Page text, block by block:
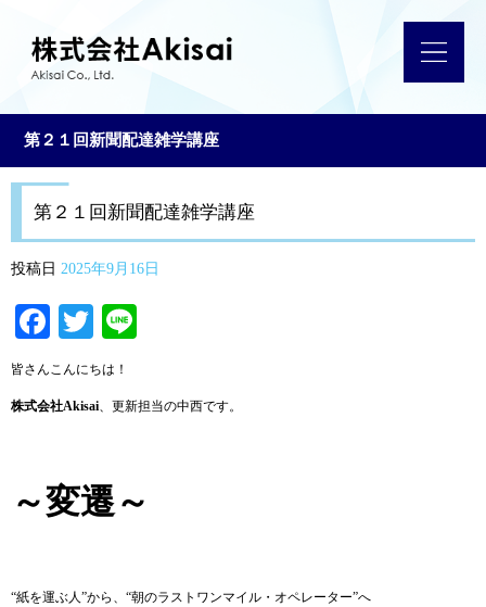
第２１回新聞配達雑学講座
第２１回新聞配達雑学講座
投稿日 2025年9月16日
Facebook
Twitter
皆さんこんにちは！
株式会社Akisai、更新担当の中西です。
～変遷～
“紙を運ぶ人”から、“朝のラストワンマイル・オペレーター”へ